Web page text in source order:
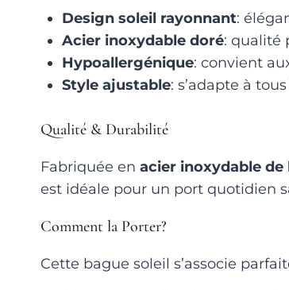
Design soleil rayonnant:
Acier inoxydable doré: qualité
Hypoallergénique: convient
Style ajustable: s’adapte à
Qualité & Durabilité
Fabriquée en acier inoxydable
est idéale pour un port quotidien
Comment la Porter?
Cette bague soleil s’associe